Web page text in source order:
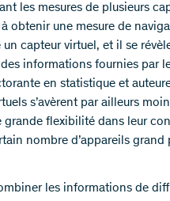
les mesures de plusieurs
obtenir une mesure de
un capteur virtuel, et il se
des informations fournies par
en statistique et
s’avèrent par ailleurs
grande flexibilité dans leur
nombre d’appareils
les informations de